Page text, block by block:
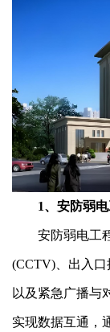
1、安防弱电
安防弱电工程
(CCTV)、出入
以及紧急广播与
实现数据互通，